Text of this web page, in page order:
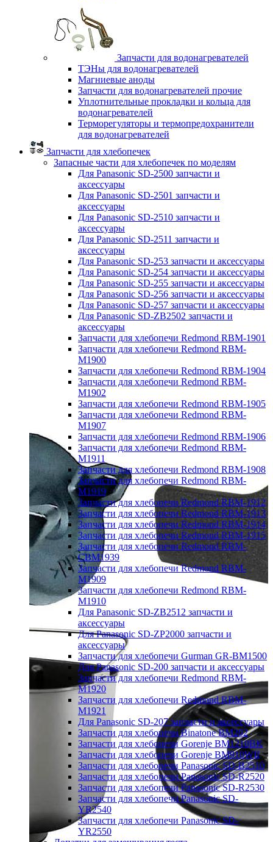
Запчасти для водонагревателей
ТЭНы для водонагревателей
Магниевые аноды
Запчасти для водонагревателей прочие
Уплотнительные прокладки и кольца для
водонагревателей
Терморегуляторы и термопредохранители
для водонагревателей
Запчасти для хлебопечек
Запасные части для хлебопечек по моделям
Для Panasonic SD-2500 запчасти и
аксессуары
Для Panasonic SD-2501 запчасти и
аксессуары
Для Panasonic SD-2510 запчасти и
аксессуары
Для Panasonic SD-2511 запчасти и
аксессуары
Для Panasonic SD-253 запчасти и аксессуары
Для Panasonic SD-254 запчасти и аксессуары
Для Panasonic SD-255 запчасти и аксессуары
Для Panasonic SD-256 запчасти и аксессуары
Для Panasonic SD-257 запчасти и аксессуары
Для Panasonic SD-ZB2502 запчасти и
аксессуары
Запчасти для хлебопечи Redmond RBM-1901
Запчасти для хлебопечи Redmond RBM-
M1900
Запчасти для хлебопечи Redmond RBM-1904
Запчасти для хлебопечи Redmond RBM-
M1902
Запчасти для хлебопечи Redmond RBM-1905
Запчасти для хлебопечи Redmond RBM-
M1907
Запчасти для хлебопечи Redmond RBM-1906
Запчасти для хлебопечи Redmond RBM-
M1911
Запчасти для хлебопечи Redmond RBM-1908
Запчасти для хлебопечи Redmond RBM-
M1919
Запчасти для хлебопечи Redmond RBM-1912
Запчасти для хлебопечи Redmond RBM-1913
Запчасти для хлебопечи Redmond RBM-1914
Запчасти для хлебопечи Redmond RBM-1915
Запчасти для хлебопечи Redmond RBM-
CBM1939
Запчасти для хлебопечи Redmond RBM-
M1909
Запчасти для хлебопечи Redmond RBM-
M1910
Для Panasonic SD-ZB2512 запчасти и
аксессуары
Для Panasonic SD-ZP2000 запчасти и
аксессуары
Запчасти для хлебопечи Gurman GR-BM1500
Для Panasonic SD-200 запчасти и аксессуары
Запчасти для хлебопечи Redmond RBM-
M1920
Запчасти для хлебопечи Redmond RBM-
M1921
Для Panasonic SD-207 запчасти и аксессуары
Запчасти для хлебопечи Binatone BM202
Запчасти для хлебопечи Gorenje BM1210BK
Запчасти для хлебопечи Gorenje BM910WII
Запчасти для хлебопечи Panasonic SD-B2510
Запчасти для хлебопечи Panasonic SD-R2520
Запчасти для хлебопечи Panasonic SD-R2530
Запчасти для хлебопечи Panasonic SD-
YR2540
Запчасти для хлебопечи Panasonic SD-
YR2550